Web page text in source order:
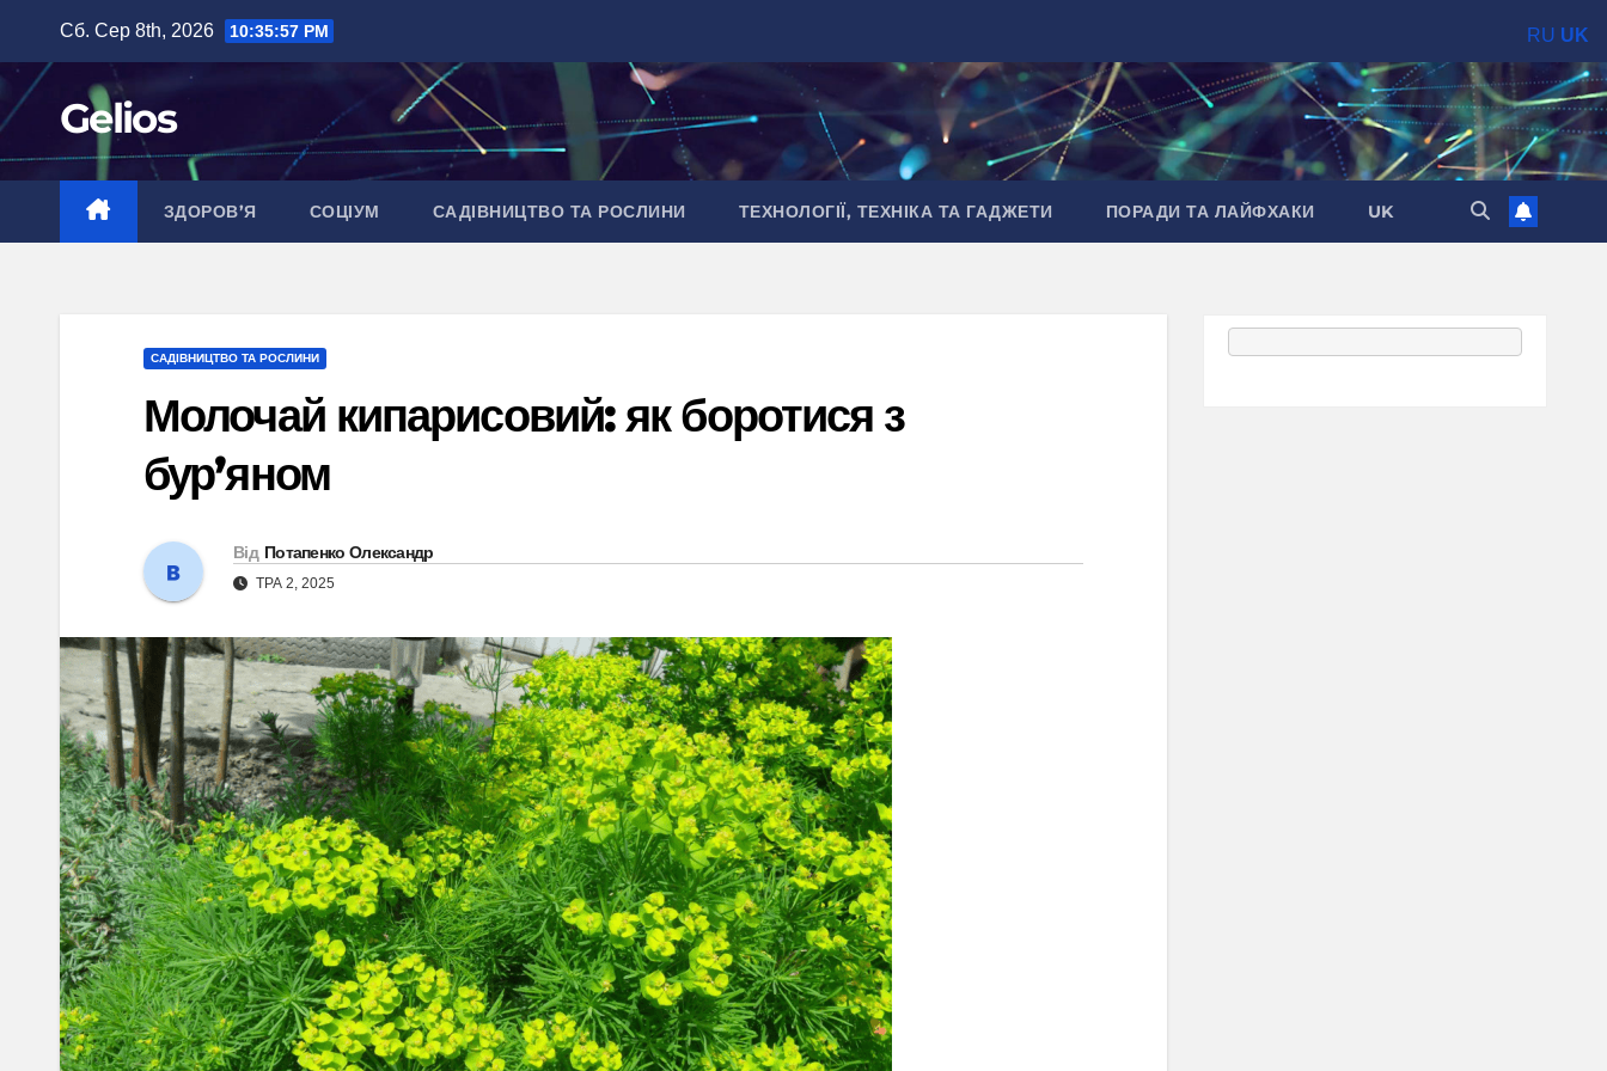
вмісту
Сб. Сер 8th, 2026 10:35:58 PM
Gelios
ЗДОРОВ’Я СОЦІУМ САДІВНИЦТВО ТА РОСЛИНИ ТЕХНОЛОГІЇ, ТЕХНІКА ТА ГАДЖЕТИ ПОРАДИ ТА ЛАЙФХАКИ UK
САДІВНИЦТВО ТА РОСЛИНИ
Молочай кипарисовий: як боротися з
бур’яном
Від Потапенко Олександр
ТРА 2, 2025
RU UK